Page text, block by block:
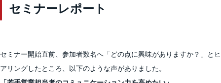
セミナーレポート
セミナー開始直前、参加者数名へ「どの点に興味がありますか？」とヒ
アリングしたところ、以下のような声がありました。